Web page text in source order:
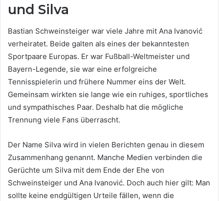
und Silva
Bastian Schweinsteiger war viele Jahre mit Ana Ivanović
verheiratet. Beide galten als eines der bekanntesten
Sportpaare Europas. Er war Fußball-Weltmeister und
Bayern-Legende, sie war eine erfolgreiche
Tennisspielerin und frühere Nummer eins der Welt.
Gemeinsam wirkten sie lange wie ein ruhiges, sportliches
und sympathisches Paar. Deshalb hat die mögliche
Trennung viele Fans überrascht.
Der Name Silva wird in vielen Berichten genau in diesem
Zusammenhang genannt. Manche Medien verbinden die
Gerüchte um Silva mit dem Ende der Ehe von
Schweinsteiger und Ana Ivanović. Doch auch hier gilt: Man
sollte keine endgültigen Urteile fällen, wenn die